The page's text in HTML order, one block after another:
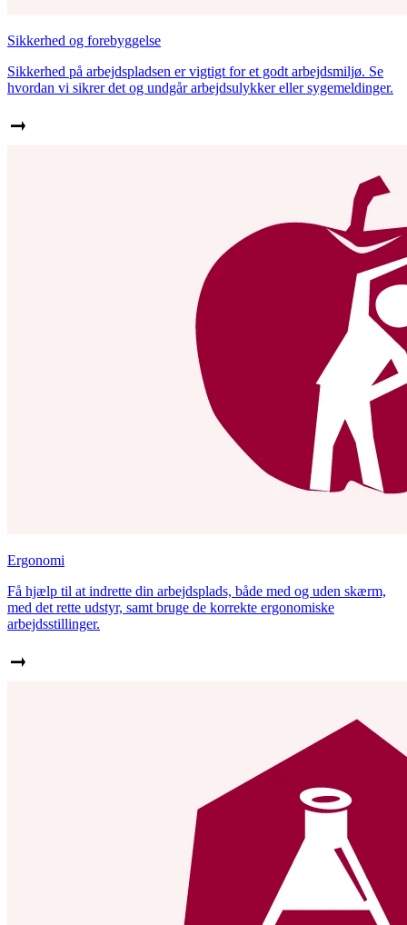
Sikkerhed og forebyggelse
Sikkerhed på arbejdspladsen er vigtigt for et godt arbejdsmiljø. Se
hvordan vi sikrer det og undgår arbejdsulykker eller sygemeldinger.
Ergonomi
Få hjælp til at indrette din arbejdsplads, både med og uden skærm,
med det rette udstyr, samt bruge de korrekte ergonomiske
arbejdsstillinger.